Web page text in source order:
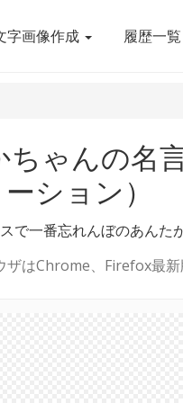
字画像作成 履歴一覧
ーション）
で一番忘れんぼのあんた
ザはChrome、Firefox最新